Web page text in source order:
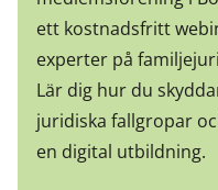
ett kostnadsfritt
experter på
Lär dig hur du
juridiska fallgropar
en digital utbildning.